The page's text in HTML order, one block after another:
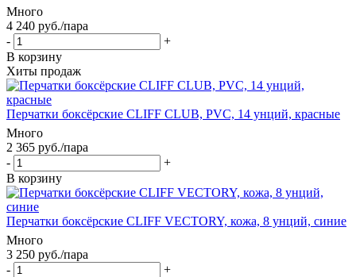
Много
4 240 руб./пара
-
+
В корзину
Хиты продаж
Перчатки боксёрские CLIFF CLUB, PVC, 14 унций, красные
Много
2 365 руб./пара
-
+
В корзину
Перчатки боксёрские CLIFF VECTORY, кожа, 8 унций, синие
Много
3 250 руб./пара
-
+